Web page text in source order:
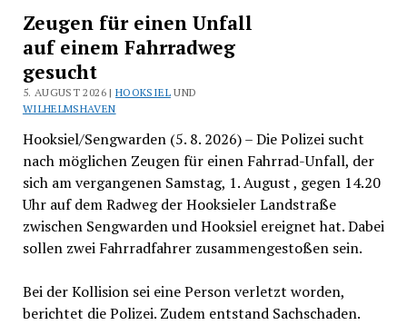
Zeugen für einen Unfall
auf einem Fahrradweg
gesucht
5. AUGUST 2026 |HOOKSIELUND
WILHELMSHAVEN
Hooksiel/Sengwarden (5. 8. 2026) – Die Polizei sucht
nach möglichen Zeugen für einen Fahrrad-Unfall, der
sich am vergangenen Samstag, 1. August , gegen 14.20
Uhr auf dem Radweg der Hooksieler Landstraße
zwischen Sengwarden und Hooksiel ereignet hat. Dabei
sollen zwei Fahrradfahrer zusammengestoßen sein.
Bei der Kollision sei eine Person verletzt worden,
berichtet die Polizei. Zudem entstand Sachschaden.